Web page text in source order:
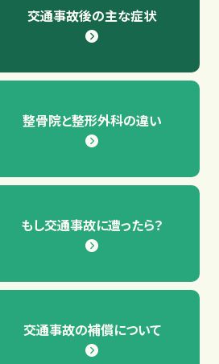
交通事故後の主な症状
整骨院と整形外科の違い
もし交通事故に遭ったら？
交通事故の補償について